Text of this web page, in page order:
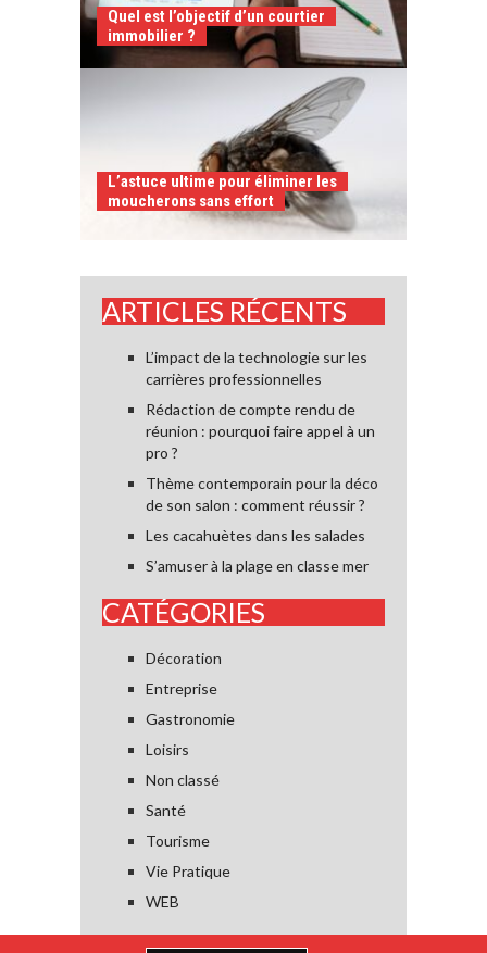
Quel est l’objectif d’un courtier
immobilier ?
L’astuce ultime pour éliminer les
moucherons sans effort
ARTICLES RÉCENTS
L’impact de la technologie sur les
carrières professionnelles
Rédaction de compte rendu de
réunion : pourquoi faire appel à un
pro ?
Thème contemporain pour la déco
de son salon : comment réussir ?
Les cacahuètes dans les salades
S’amuser à la plage en classe mer
CATÉGORIES
Décoration
Entreprise
Gastronomie
Loisirs
Non classé
Santé
Tourisme
Vie Pratique
WEB